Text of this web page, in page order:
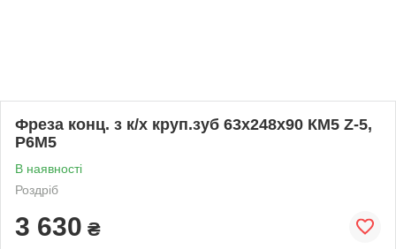
Фреза конц. з к/х круп.зуб 63х248х90 КМ5 Z-5,
Р6М5
В наявності
Роздріб
3 630 ₴